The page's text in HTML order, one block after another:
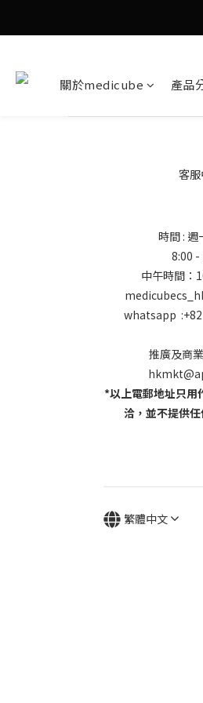
關於medicube 產品
客
時間 : 週
8:00 -
中午時間：
whatsapp
推廣及商
*以上電郵地址只用
洽，並不提供
繁體中文